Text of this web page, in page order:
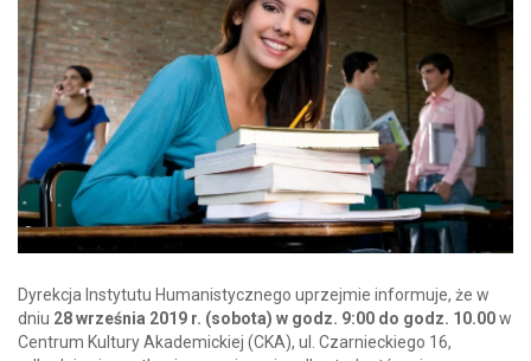
Dyrekcja Instytutu Humanistycznego uprzejmie informuje, że w
dniu 28 września 2019 r. (sobota) w godz. 9:00 do godz. 10.00w
Centrum Kultury Akademickiej (CKA), ul. Czarnieckiego 16,